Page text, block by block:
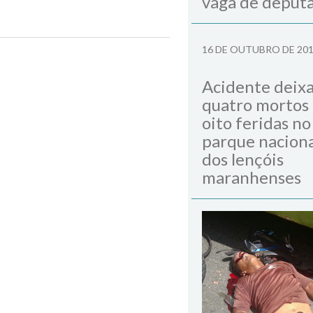
16 DE OUTUBRO DE
Acidente
quatro mortos
oito feridas no
parque
dos lençóis
maranhenses